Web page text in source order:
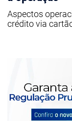
Aspectos
crédito via